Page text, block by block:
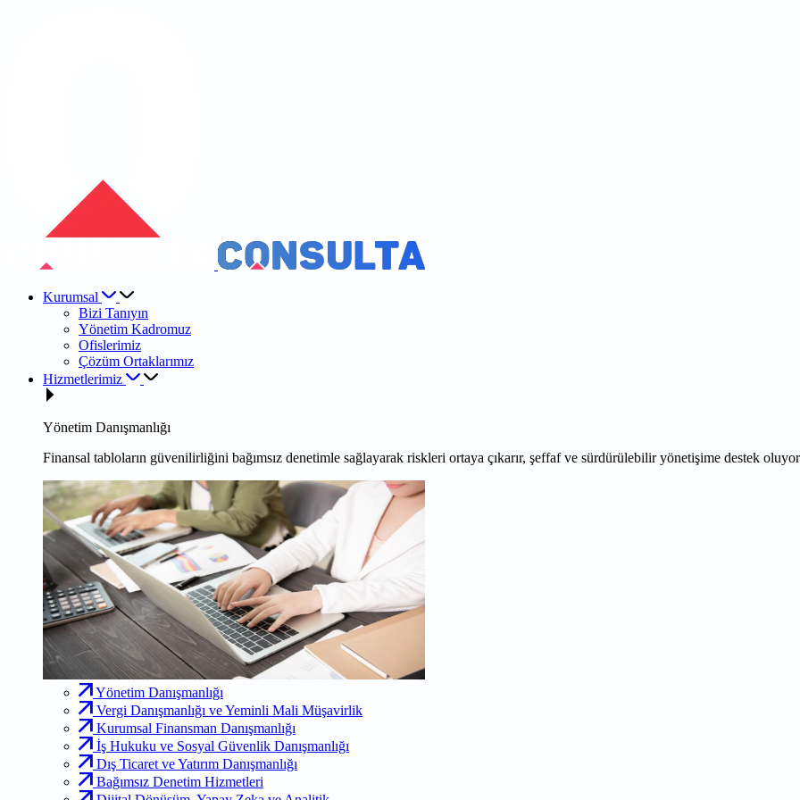
Kurumsal
Bizi Tanıyın
Yönetim Kadromuz
Ofislerimiz
Çözüm Ortaklarımız
Hizmetlerimiz
Yönetim Danışmanlığı
Finansal tabloların güvenilirliğini bağımsız denetimle sağlayarak riskleri ortaya çıkarır, şeffaf ve sürdürülebilir yönetişime destek
Yönetim Danışmanlığı
Vergi Danışmanlığı ve Yeminli Mali Müşavirlik
Kurumsal Finansman Danışmanlığı
İş Hukuku ve Sosyal Güvenlik Danışmanlığı
Dış Ticaret ve Yatırım Danışmanlığı
Bağımsız Denetim Hizmetleri